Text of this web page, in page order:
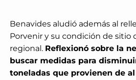
Benavides aludió además al
Porvenir y su condición de sitio
regional. Reflexionó sobre la
buscar medidas para
toneladas que provienen de